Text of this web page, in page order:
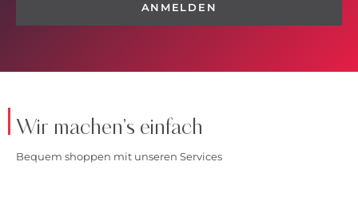
ANMELDEN
Wir machen's einfach
Bequem shoppen mit unseren Services